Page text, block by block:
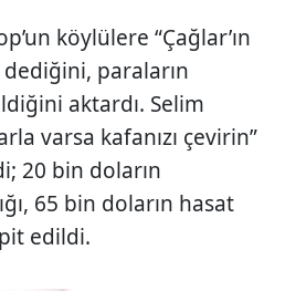
köylülere “Çağlar’ın
paraların
aktardı. Selim
varsa kafanızı çevirin”
20 bin doların
65 bin doların hasat
edildi.